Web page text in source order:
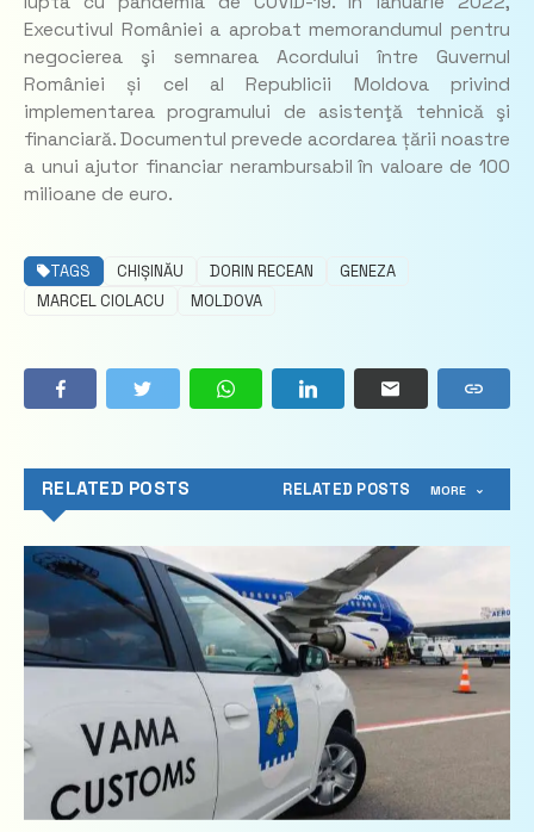
Executivul României a aprobat memorandumul pentru
negocierea şi semnarea Acordului între Guvernul
României și cel al Republicii Moldova privind
implementarea programului de asistenţă tehnică şi
financiară. Documentul prevede acordarea țării noastre
a unui ajutor financiar nerambursabil în valoare de 100
milioane de euro.
TAGS CHIȘINĂU DORIN RECEAN
GENEZA
MARCEL CIOLACU
MOLDOVA
RELATED POSTS RELATED POSTS MORE